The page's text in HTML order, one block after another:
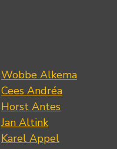
Wobbe Alkema
Cees Andréa
Horst Antes
Jan Altink
Karel Appel